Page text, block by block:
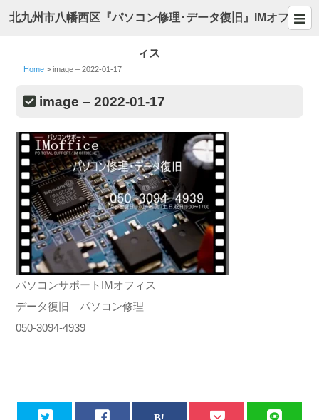
北九州市八幡西区『パソコン修理･データ復旧』IMオフ
ィス
Home >image – 2022-01-17
image – 2022-01-17
パソコンサポートIMオフィス
データ復旧 パソコン修理
050-3094-4939